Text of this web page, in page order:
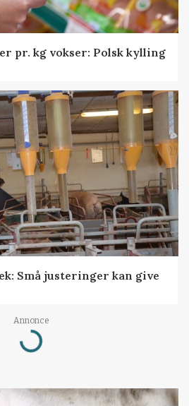
pr. kg vokser: Polsk kylling
Små justeringer kan give
Annonce
Loading...